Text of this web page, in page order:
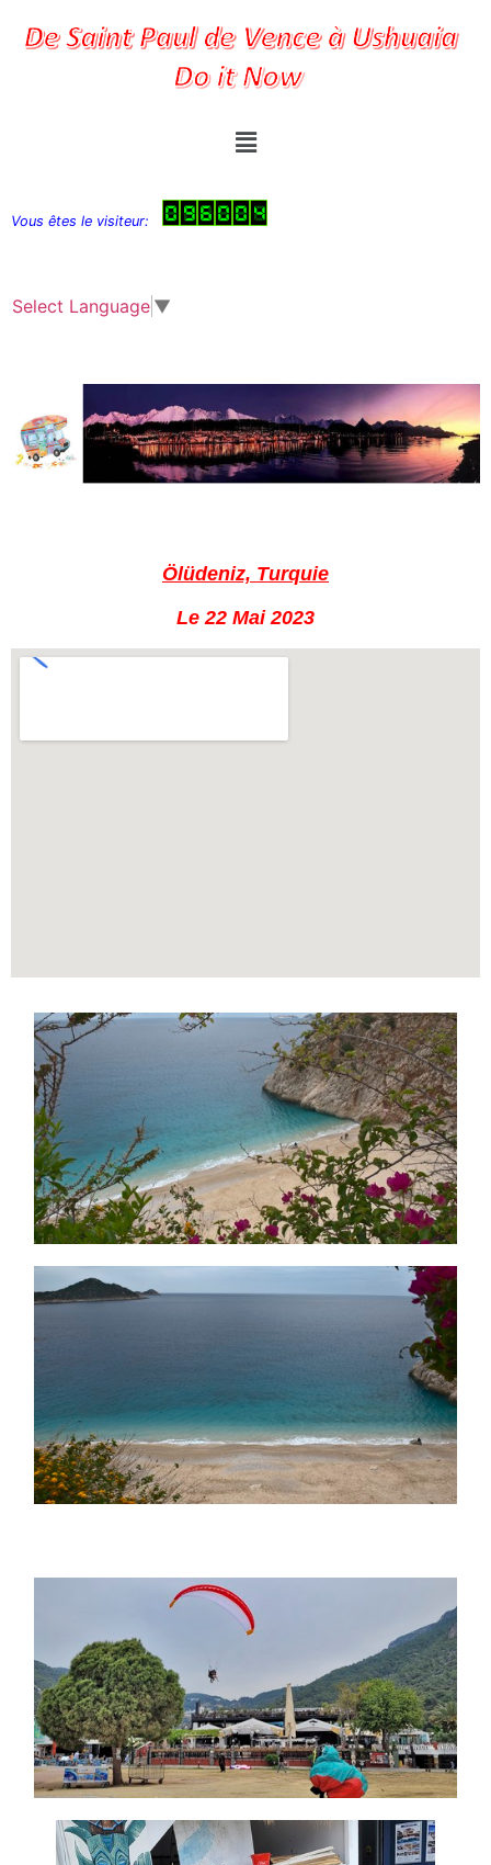
Vous êtes le visiteur:
Select Language ▼
Ölüdeniz, Turquie
Le 22 Mai 2023